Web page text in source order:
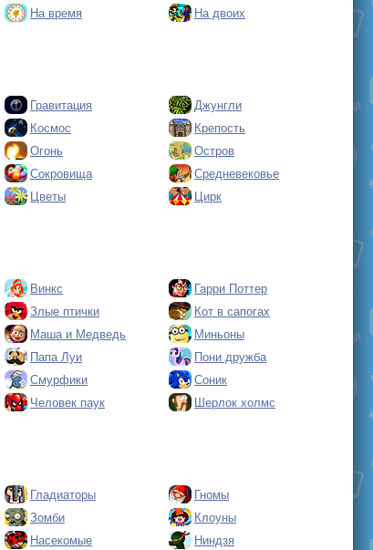
На время
На двоих
Гравитация
Джунгли
Космос
Крепость
Огонь
Остров
Сокровища
Средневековье
Цветы
Цирк
Винкс
Гарри Поттер
Злые птички
Кот в сапогах
Маша и Медведь
Миньоны
Папа Луи
Пони дружба
Смурфики
Соник
Человек паук
Шерлок холмс
Гладиаторы
Гномы
Зомби
Клоуны
Насекомые Ниндзя